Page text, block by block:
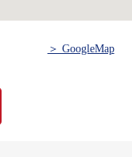
＞ GoogleMap